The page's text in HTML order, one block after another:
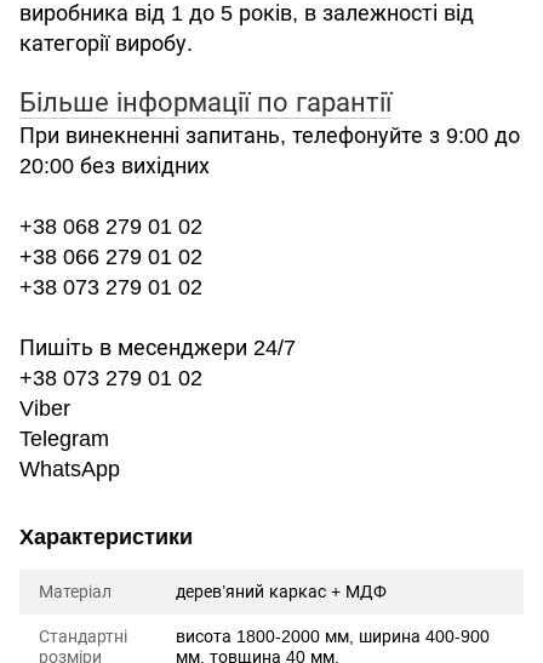
виробника від 1 до 5 років, в залежності від
категорії виробу.
Більше інформації по гарантії
При винекненні запитань, телефонуйте з 9:00 до
20:00 без вихідних
+38 068 279 01 02
+38 066 279 01 02
+38 073 279 01 02
Пишіть в месенджери 24/7
+38 073 279 01 02
Viber
Telegram
WhatsApp
Характеристики
Матеріал дерев’яний каркас + МДФ
Стандартні
розміри
висота 1800-2000 мм, ширина 400-900
мм, товщина 40 мм.